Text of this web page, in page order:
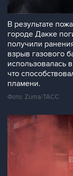
В результате
городе Дакке
получили
взрыв газового
использовалась
что
пламени.
Фото: Zuma/ТАСС